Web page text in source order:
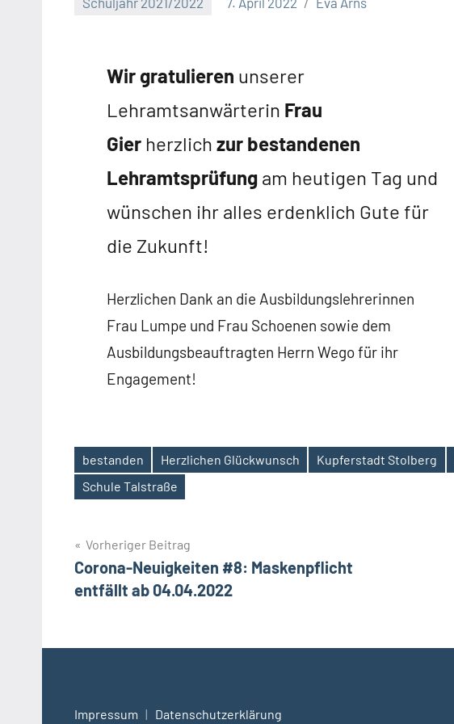
Wir gratulieren unserer
Lehramtsanwärterin Frau
Gierherzlich zur bestandenen
Lehramtsprüfungam heutigen Tag und
wünschen ihr alles erdenklich Gute für
die Zukunft!
Herzlichen Dank an die Ausbildungslehrerinnen
Frau Lumpe und Frau Schoenen sowie dem
Ausbildungsbeauftragten Herrn Wego für ihr
Engagement!
Schlagwörter
bestanden Herzlichen Glückwunsch Kupferstadt Stolberg
Schule Talstraße
Beitragsnavigation
Vorheriger Beitrag
Corona-Neuigkeiten #8: Maskenpflicht
entfällt ab 04.04.2022
Impressum | Datenschutzerklärung